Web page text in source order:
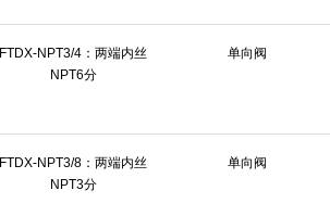
FTDX-NPT3/4：两端内丝
NPT6分
单向阀
FTDX-NPT3/8：两端内丝
NPT3分
单向阀